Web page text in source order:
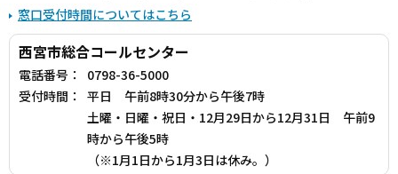
窓口受付時間についてはこちら
西宮市総合コールセンター
電話番号：
0798-36-5000
受付時間：
平日 午前8時30分から午後7時
土曜・日曜・祝日・12月29日から12月31日 午前9
時から午後5時
（※1月1日から1月3日は休み。）